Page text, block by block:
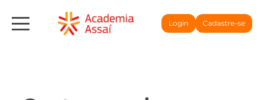
Login Cadastre-se